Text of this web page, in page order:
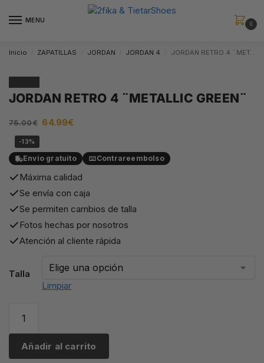
MENU
0
Inicio ZAPATILLAS JORDAN JORDAN 4 JORDAN RETRO 4 ¨METALLIC GREEN¨
JORDAN RETRO 4 ¨METALLIC GREEN¨
75.00€ 64.99€
-13%
Envío gratuito Contrareembolso
Máxima calidad
Se envía con caja
Se permiten cambios de talla
Fotos hechas por nosotros
Atención al cliente rápida
Talla
Limpiar
Añadir al carrito